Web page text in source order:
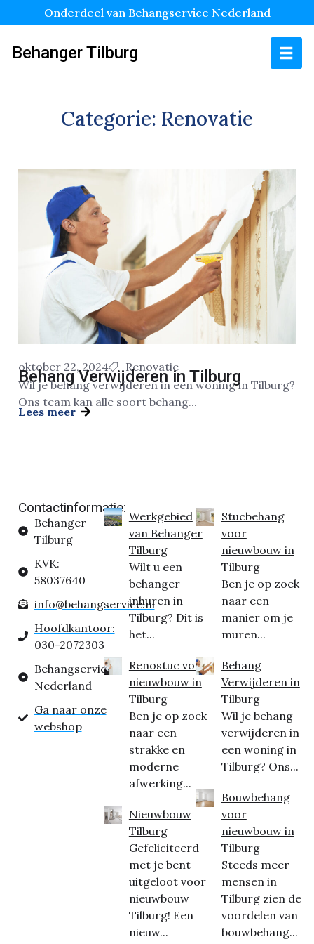
Onderdeel van Behangservice Nederland
Behanger Tilburg
Categorie: Renovatie
oktober 22, 2024 Renovatie
Behang Verwijderen in Tilburg
Wil je behang verwijderen in een woning in Tilburg?
Ons team kan alle soort behang...
Lees meer
Contactinformatie:
Behanger
Tilburg
KVK:
58037640
info@behangservice.nl
Hoofdkantoor:
030-2072303
Behangservice
Nederland
Ga naar onze
webshop
Werkgebied
van Behanger
Tilburg
Wilt u een
behanger
inhuren in
Tilburg? Dit is
het...
Renostuc voor
nieuwbouw in
Tilburg
Ben je op zoek
naar een
strakke en
moderne
afwerking...
Nieuwbouw
Tilburg
Gefeliciteerd
met je bent
uitgeloot voor
nieuwbouw
Tilburg! Een
nieuw...
Stucbehang
voor
nieuwbouw in
Tilburg
Ben je op zoek
naar een
manier om je
muren...
Behang
Verwijderen in
Tilburg
Wil je behang
verwijderen in
een woning in
Tilburg? Ons...
Bouwbehang
voor
nieuwbouw in
Tilburg
Steeds meer
mensen in
Tilburg zien de
voordelen van
bouwbehang...